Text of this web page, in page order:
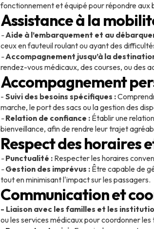
fonctionnement et équipé pour répondre aux
Assistance à la
-Aide à l’embarquement et au
ceux en fauteuil roulant ou ayant des
-Accompagnement jusqu’à la
rendez-vous médicaux, des courses, ou des
Accompagnement
- Suivi des besoins spécifiques :
marche, le port des sacs ou la gestion des
-Relation de confiance : Établir une
bienveillance, afin de rendre leur trajet
Respect des horaires
-Punctualité : Respecter les horaires
-Gestion des imprévus : Être capable de
tout en minimisant l'impact sur les passagers.
Communication et
- Liaison avec les familles et les
ou les services médicaux pour coordonner